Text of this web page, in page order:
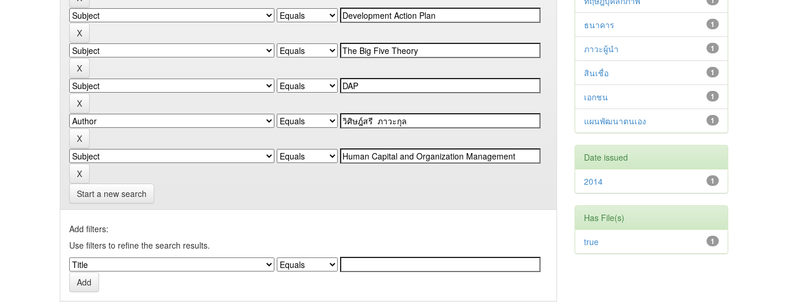
Start a new search
Add filters:
Use filters to refine the search results.
1
ธนาคาร
1
ภาวะผู้นำ
1
สินเชื่อ
1
เอกชน
1
แผนพัฒนาตนเอง
Date issued
1
2014
Has File(s)
1
true